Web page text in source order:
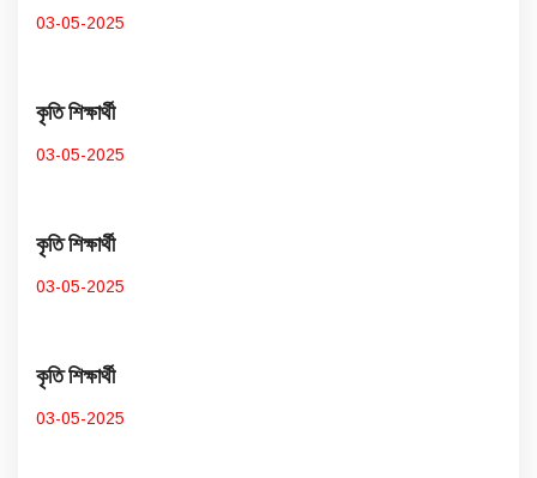
03-05-2025
কৃতি শিক্ষার্থী
03-05-2025
কৃতি শিক্ষার্থী
03-05-2025
কৃতি শিক্ষার্থী
03-05-2025